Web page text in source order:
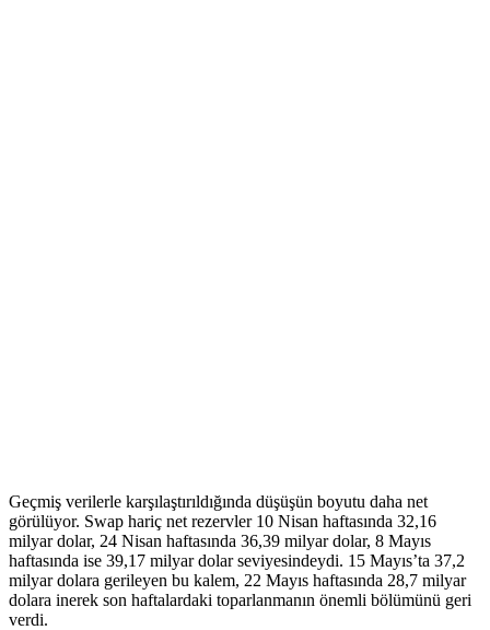
Geçmiş verilerle karşılaştırıldığında düşüşün boyutu daha net
görülüyor. Swap hariç net rezervler 10 Nisan haftasında 32,16
milyar dolar, 24 Nisan haftasında 36,39 milyar dolar, 8 Mayıs
haftasında ise 39,17 milyar dolar seviyesindeydi. 15 Mayıs’ta 37,2
milyar dolara gerileyen bu kalem, 22 Mayıs haftasında 28,7 milyar
dolara inerek son haftalardaki toparlanmanın önemli bölümünü geri
verdi.